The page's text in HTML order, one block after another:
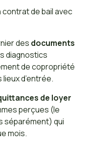
de bail avec
des documents
diagnostics
de copropriété
d’entrée.
de loyer
perçues (le
séparément) qui
mois.